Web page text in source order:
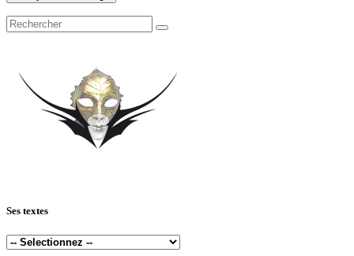
Ses textes